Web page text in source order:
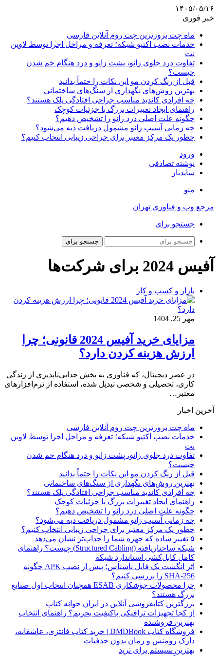
۱۴۰۵/۰۵/۱۶
خبر فوری
ماه چت بروزترین چت روم آنلاین فارسی
خدمات نصب اکتیو شبکه؛ تعرفه و مراحل اجرا توسط لاوین
نت
تفاوت درد جلوی زانو، پشت زانو و درد هنگام خم شدن
چیست؟
قبل از رنگ کردن مو این نکات را حتماً بدانید
بهترین روش‌های نگهداری از سنگ‌های ساختمانی
چه افرادی کاندید مناسب جراحی افتادگی پلک هستند؟
راهنمای ایجاد تغییرات بزرگ با جزئیات کوچک
چگونه علت اصلی درد زانو را تشخیص دهیم؟
چه زمانی آسیب زانو مشمول دریافت دیه می‌شود؟
چطور یک مرکز معتبر برای جراحی زیبایی انتخاب کنیم؟
ورود
نوشته تصادفی
سایدبار
منو
مرجع وب و فناوری تهران
جستجو برای
جستجو برای
آفیس 2024 برای شرکت‌ها
بازار و کسب و کار
مهر 25, 1404
مزایای خرید آفیس 2024 قانونی؛ چرا
ارزش هزینه کردن دارد؟
در عصر دیجیتال، که فناوری به بخش جدایی‌ناپذیری از زندگی
کاری، تحصیلی و شخصی تبدیل شده، استفاده از نرم‌افزارهای
معتبر…
آخرین اخبار
ماه چت بروزترین چت روم آنلاین فارسی
خدمات نصب اکتیو شبکه؛ تعرفه و مراحل اجرا توسط لاوین
نت
تفاوت درد جلوی زانو، پشت زانو و درد هنگام خم شدن
چیست؟
قبل از رنگ کردن مو این نکات را حتماً بدانید
بهترین روش‌های نگهداری از سنگ‌های ساختمانی
چه افرادی کاندید مناسب جراحی افتادگی پلک هستند؟
راهنمای ایجاد تغییرات بزرگ با جزئیات کوچک
چگونه علت اصلی درد زانو را تشخیص دهیم؟
چه زمانی آسیب زانو مشمول دریافت دیه می‌شود؟
چطور یک مرکز معتبر برای جراحی زیبایی انتخاب کنیم؟
۵ تغییر ساده که چهره شما را جذاب‌تر نشان می‌دهد
شبکه ساختاریافته (Structured Cabling) چیست؟ راهنمای
کامل کابل‌کشی استاندارد شبکه
اثر انگشت یک فایل ناشناس؛ پیش از نصب APK چگونه
SHA-256 را بررسی کنیم؟
چرا محصولات جوشکاری ESAB همچنان انتخاب اول صنایع
بزرگ هستند؟
بزرگترین کتابفروشی آنلاین در ایران جوانه کتاب
از کجا تجهیزات ترافیکی باکیفیت بخریم؟ راهنمای انتخاب
بهترین فروشنده
فروشگاه کتاب DMDBook | خرید کتاب فانتزی، عاشقانه،
دارک رومنس و رمان بدون حذفیات
بهترین سیستم برای ترید